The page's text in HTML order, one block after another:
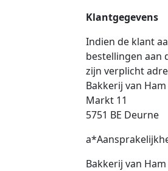
Klantgegevens
Indien de klant
bestellingen aan
zijn verplicht
Bakkerij van Ham
Markt 11
5751 BE Deurne
Bakkerij van